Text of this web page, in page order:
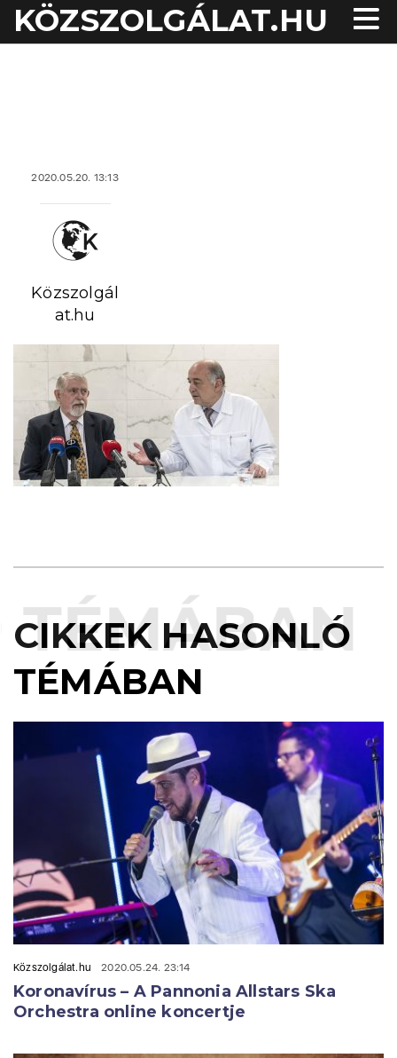
KÖZSZOLGÁLAT.HU
2020.05.20. 13:13
Közszolgál
at.hu
CIKKEK HASONLÓ
TÉMÁBAN
Közszolgálat.hu 2020.05.24. 23:14
Koronavírus – A Pannonia Allstars Ska
Orchestra online koncertje